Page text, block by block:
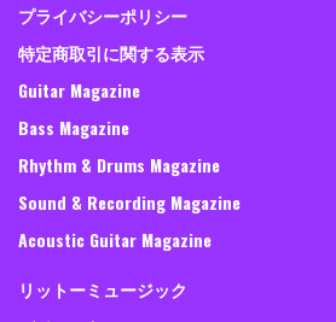
プライバシーポリシー
特定商取引に関する表示
Guitar Magazine
Bass Magazine
Rhythm & Drums Magazine
Sound & Recording Magazine
Acoustic Guitar Magazine
リットーミュージック